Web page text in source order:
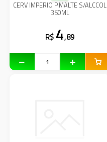
CERV IMPERIO P.MALTE S/ALCCOL
350ML
R$ 4,89